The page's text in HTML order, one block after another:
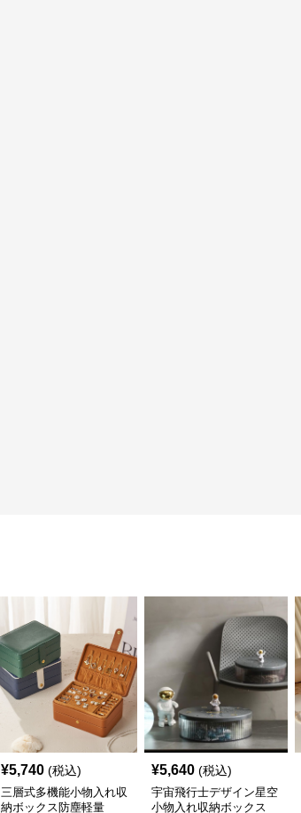
¥5,740 (税込)
三層式多機能小物入れ収
納ボックス防塵軽量
¥5,640 (税込)
宇宙飛行士デザイン星空
小物入れ収納ボックス